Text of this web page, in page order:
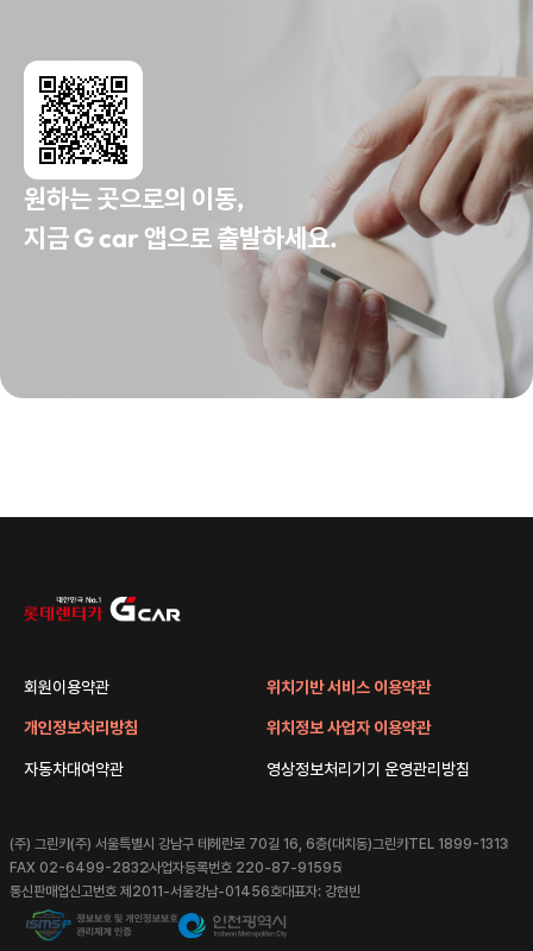
원하는 곳으로의 이동,
지금 G car 앱으로 출발하세요.
회원이용약관
개인정보처리방침
자동차대여약관
위치기반 서비스 이용약관
위치정보 사업자 이용약관
영상정보처리기기 운영관리방침
(주) 그린카(주) 서울특별시 강남구 테헤란로 70길 16, 6층(대치동)그린카TEL 1899-1313
FAX 02-6499-2832사업자등록번호 220-87-91595
통신판매업신고번호 제2011-서울강남-01456호대표자: 강현빈